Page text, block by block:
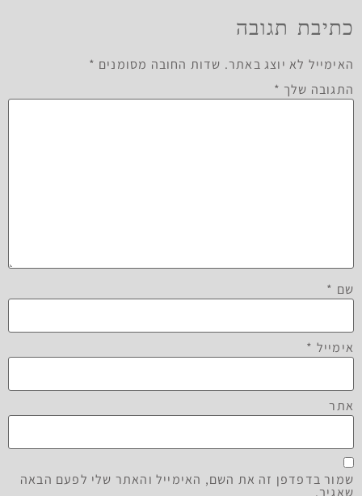
כתיבת תגובה
האימייל לא יוצג באתר. שדות החובה מסומנים *
התגובה שלך *
שם *
אימייל *
אתר
שמור בדפדפן זה את השם, האימייל והאתר שלי לפעם הבאה
שאגיב.